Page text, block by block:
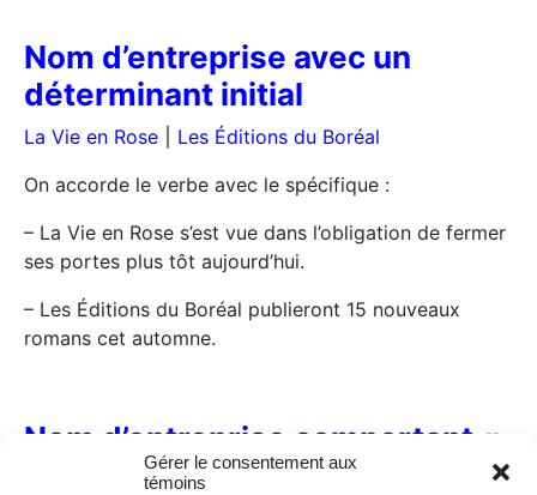
Gérer le consentement aux
témoins
Nom d’entreprise avec un
déterminant initial
La Vie en Rose
Les Éditions du Boréal
On accorde le verbe avec le spécifique :
– La Vie en Rose s’est vue dans l’obligation de fermer
ses portes plus tôt aujourd’hui.
– Les Éditions du Boréal publieront 15 nouveaux
romans cet automne.
Nom d’entreprise comportant «
et Associés » ou « et Fils »